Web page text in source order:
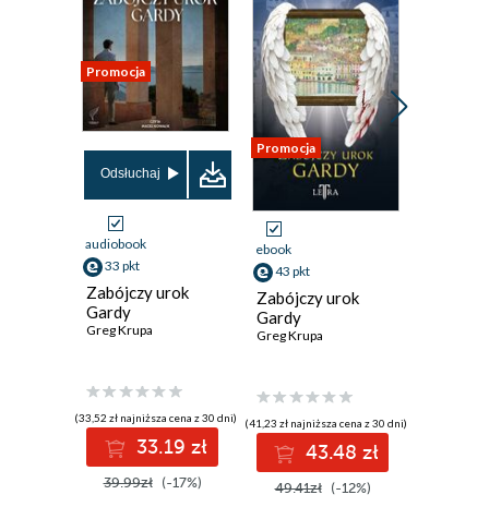
Promocja
Odsłuchaj
audiobook
33 pkt
Zabójczy urok
Gardy
Greg Krupa
(33,52 zł najniższa cena z 30 dni)
33.19 zł
39.99zł (-17%)
Promocja
ebook
43 pkt
Zabójczy urok
Gardy
Greg Krupa
(41,23 zł najniższa cena z 30 dni)
43.48 zł
49.41zł (-12%)